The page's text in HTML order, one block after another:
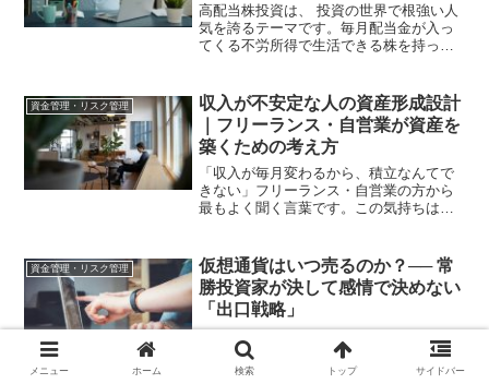
高配当株投資は、 投資の世界で根強い人
気を誇るテーマです。毎月配当金が入っ
てくる不労所得で生活できる株を持って
ア」を目指す人は 年々増えています。し
かし私は、 手取り1...
資金管理・リスク管理
収入が不安定な人の資産形成設計
｜フリーランス・自営業が資産を
築くための考え方
「収入が毎月変わるから、積立なんてで
きない」フリーランス・自営業の方から
最もよく聞く言葉です。この気持ちは理
安があります。しかしここに重要な認識
の誤りがあります。収入が不...
資金管理・リスク管理
仮想通貨はいつ売るのか？── 常
勝投資家が決して感情で決めない
「出口戦略」
か」ではありません。**「いつ売るか」**
です。多くの人は、買う前に何時間も調
メニュー ホーム 検索 トップ サイドバー